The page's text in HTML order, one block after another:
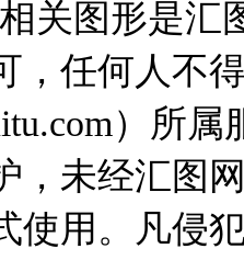
相关图形是
，任何人不
）所
，未经汇图
使用。凡侵